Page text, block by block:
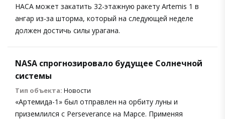
НАСА может закатить 32-этажную ракету Artemis 1 в
ангар из-за шторма, который на следующей неделе
должен достичь силы урагана.
NASA спрогнозировало будущее Солнечной
системы
Тип объекта: Новости
«Артемида-1» был отправлен на орбиту луны и
приземлился с Perseverance на Марсе. Применяя